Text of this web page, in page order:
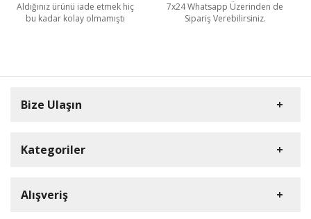
Aldığınız ürünü iade etmek hiç
bu kadar kolay olmamıştı
7x24 Whatsapp Üzerinden de
Sipariş Verebilirsiniz.
Bize Ulaşın
Kategoriler
Rulopak
Alışveriş